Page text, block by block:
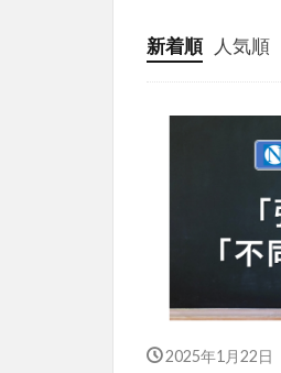
新着順 人気順
2025年1月22日